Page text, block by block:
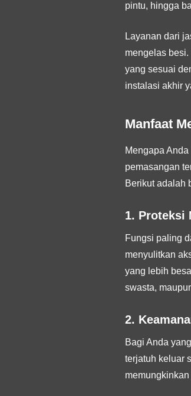
pintu, hingga
Layanan dari
mengelas
yang sesuai
instalasi akhir
Manfaat
Mengapa
pemasangan
Berikut adalah
1. Proteksi
Fungsi paling
menyulitkan
yang lebih
swasta,
2.
Bagi Anda
terjatuh keluar